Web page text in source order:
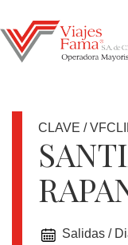
DOLAR
CLAVE /
Salidas /